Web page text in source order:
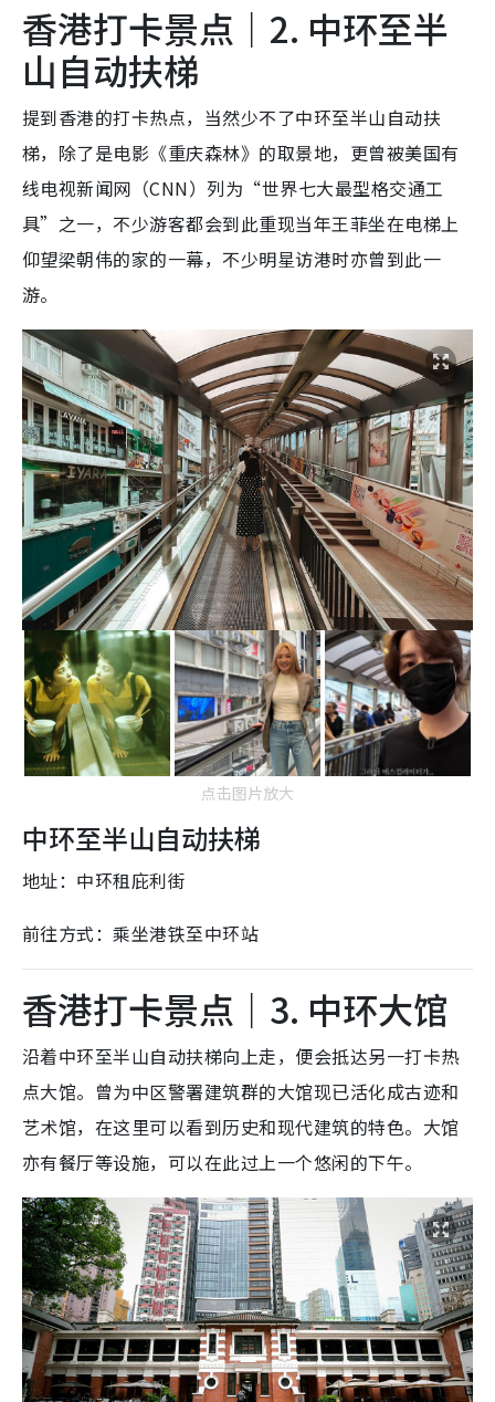
香港打卡景点｜2. 中环至半
山自动扶梯
提到香港的打卡热点，当然少不了中环至半山自动扶
梯，除了是电影《重庆森林》的取景地，更曾被美国有
线电视新闻网（CNN）列为“世界七大最型格交通工
具”之一，不少游客都会到此重现当年王菲坐在电梯上
仰望梁朝伟的家的一幕，不少明星访港时亦曾到此一
游。
点击图片放大
中环至半山自动扶梯
地址：中环租庇利街
前往方式：乘坐港铁至中环站
香港打卡景点｜3. 中环大馆
沿着中环至半山自动扶梯向上走，便会抵达另一打卡热
点大馆。曾为中区警署建筑群的大馆现已活化成古迹和
艺术馆，在这里可以看到历史和现代建筑的特色。大馆
亦有餐厅等设施，可以在此过上一个悠闲的下午。